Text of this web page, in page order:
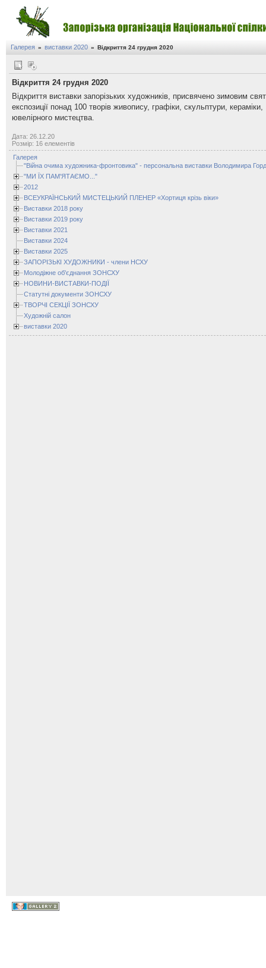
Галерея » виставки 2020 » Відкриття 24 грудня 2020
Відкриття 24 грудня 2020
Відкриття виставки запорізьких художників, присвячено зимовим
експозиції понад 100 творів живопису, графіки, скульптури, кераміки,
ювелірного мистецтва.
Дата: 26.12.20
Розмір: 16 елементів
Галерея
"Війна очима художника-фронтовика" - персональна виставки Володимира
"МИ ЇХ ПАМ'ЯТАЄМО..."
2012
ВСЕУКРАЇНСЬКИЙ МИСТЕЦЬКИЙ ПЛЕНЕР «Хортиця крізь віки»
Виставки 2018 року
Виставки 2019 року
Виставки 2021
Виставки 2024
Виставки 2025
ЗАПОРІЗЬКІ ХУДОЖНИКИ - члени НСХУ
Молодіжне об'єднання ЗОНСХУ
НОВИНИ-ВИСТАВКИ-ПОДІЇ
Статутні документи ЗОНСХУ
ТВОРЧІ СЕКЦІЇ ЗОНСХУ
Художній салон
виставки 2020